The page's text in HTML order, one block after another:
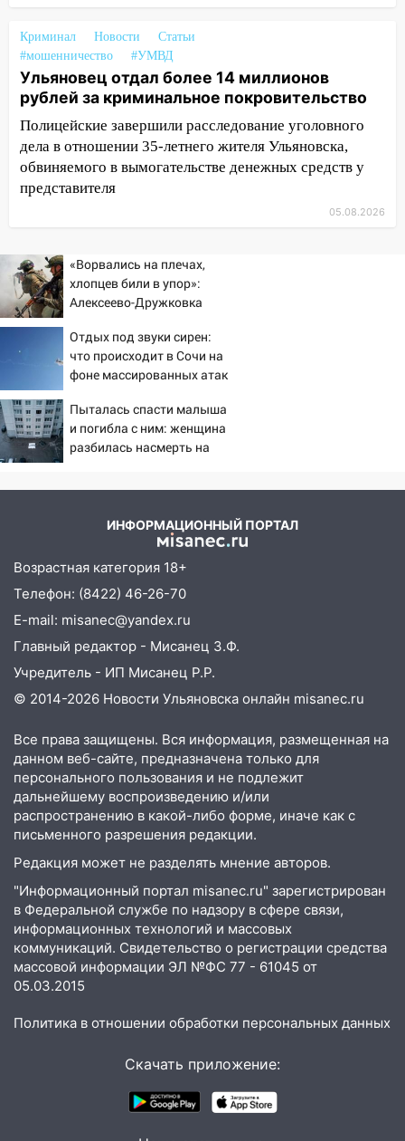
11:00 В Канадее горел жилой дом
10:18
Губернатор Ульяновской области:
уничтожено четыре беспилотника в
регионе
10:00 В Ульяновске дотла сгорел
легковой автомобиль
В Ульяновске будут судить десять
09:25
Вынесли приговор дебоширам,
избившим мужчину в трамвае
08:27
один из шести уникальных автомобилей
в России
07:02
погода в Ульяновске днем 5 августа
06:10
Двое мигрантов изнасиловали 13-
мешок и попытались утопить в Волге
05:30
Астрологи назвали самый
опасный день августа: что ждет каждый
знак 5 августа
04.08.2026
23:27 Прокуратура проверяет
капремонт школы в посёлке Налейка
22:33 Прокуратура проверяет
21:01 Ульяновцев приглашают сдать
кровь: День донора пройдёт 6 августа
20:17 Ульяновская область девятую
неделю подряд удерживает самые
19:33 Коровы-рекордсменки: в
Ульяновской области выросли надои
молока
18:20
В Ульяновской области до конца
года благоустроят 20 родников
17:27
В Ульяновской области 114 детей-
сирот получили жильё с начала года
Дорожный сезон перевалил за
экватор: в Ульяновской области
обновили половину региональных трасс
Криминал Новости
Статьи
#мошенничество
#УМВД
Ульяновец отдал более 14 миллионов
рублей за криминальное покровительство
Полицейские завершили расследование уголовного
дела в отношении 35-летнего жителя Ульяновска,
обвиняемого в вымогательстве денежных средств у
представителя
05.08.2026
«Ворвались на плечах,
хлопцев били в упор»:
Алексеево-Дружковка
«птах Мадьяра»
Отдых под звуки сирен:
что происходит в Сочи на
фоне массированных атак
Пыталась спасти малыша
и погибла с ним: женщина
разбилась насмерть на
ИНФОРМАЦИОННЫЙ ПОРТАЛ
Возрастная категория 18+
Телефон: (8422) 46-26-70
E-mail: misanec@yandex.ru
Главный редактор - Мисанец З.Ф.
Учредитель - ИП Мисанец Р.Р.
© 2014-2026 Новости Ульяновска онлайн misanec.ru
Все права защищены. Вся информация, размещенная на
данном веб-сайте, предназначена только для
персонального пользования и не подлежит
дальнейшему воспроизведению и/или
распространению в какой-либо форме, иначе как с
письменного разрешения редакции.
Редакция может не разделять мнение авторов.
"Информационный портал misanec.ru" зарегистрирован
в Федеральной службе по надзору в сфере связи,
информационных технологий и массовых
коммуникаций. Свидетельство о регистрации средства
массовой информации ЭЛ №ФС 77 - 61045 от
05.03.2015
Политика в отношении обработки персональных данных
Скачать приложение: